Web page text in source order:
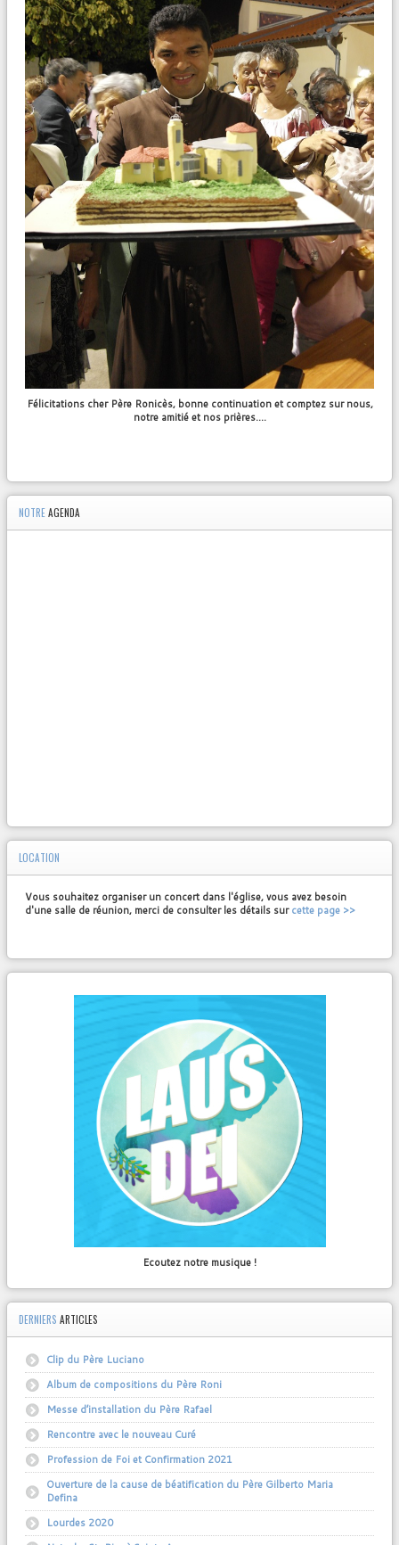
Félicitations cher Père Ronicès, bonne continuation et comptez sur nous,
notre amitié et nos prières….
NOTREAGENDA
LOCATION
Vous souhaitez organiser un concert dans l'église, vous avez besoin
d'une salle de réunion, merci de consulter les détails surcette page >>
Ecoutez notre musique !
DERNIERS ARTICLES
Clip du Père Luciano
Album de compositions du Père Roni
Messe d’installation du Père Rafael
Rencontre avec le nouveau Curé
Profession de Foi et Confirmation 2021
Ouverture de la cause de béatification du Père Gilberto Maria
Defina
Lourdes 2020